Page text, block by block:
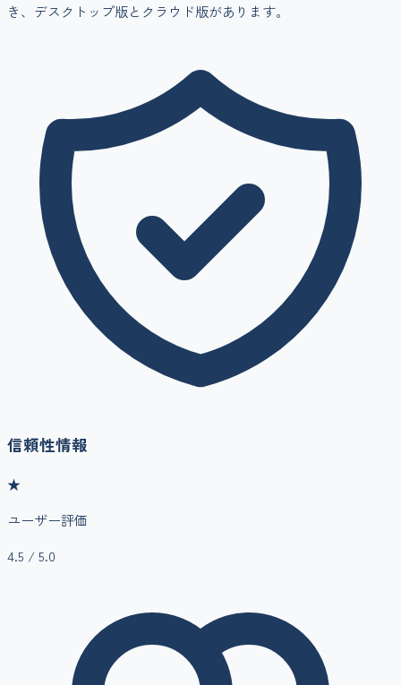
き、デスクトップ版とクラウド版があります。
信頼性情報
★
ユーザー評価
4.5 / 5.0